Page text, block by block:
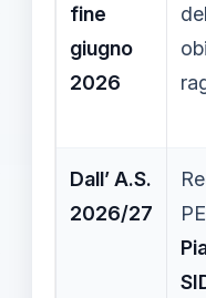
fine
giugno
2026
Dall’ A.S.
2026/27